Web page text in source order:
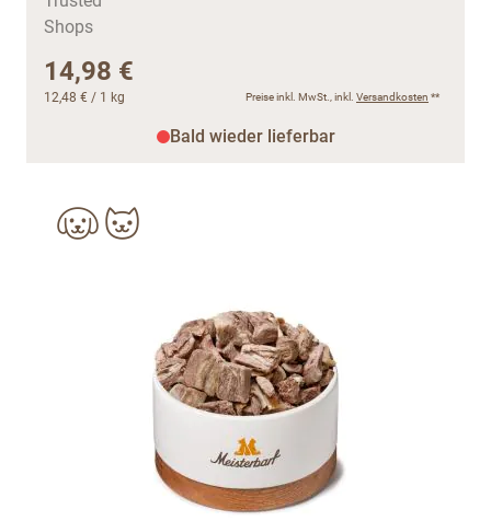
14,98 €
12,48 € / 1 kg Preise inkl. MwSt., inkl. Versandkosten **
Bald wieder lieferbar